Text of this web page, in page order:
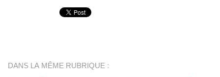
DANS LA MÊME RUBRIQUE :